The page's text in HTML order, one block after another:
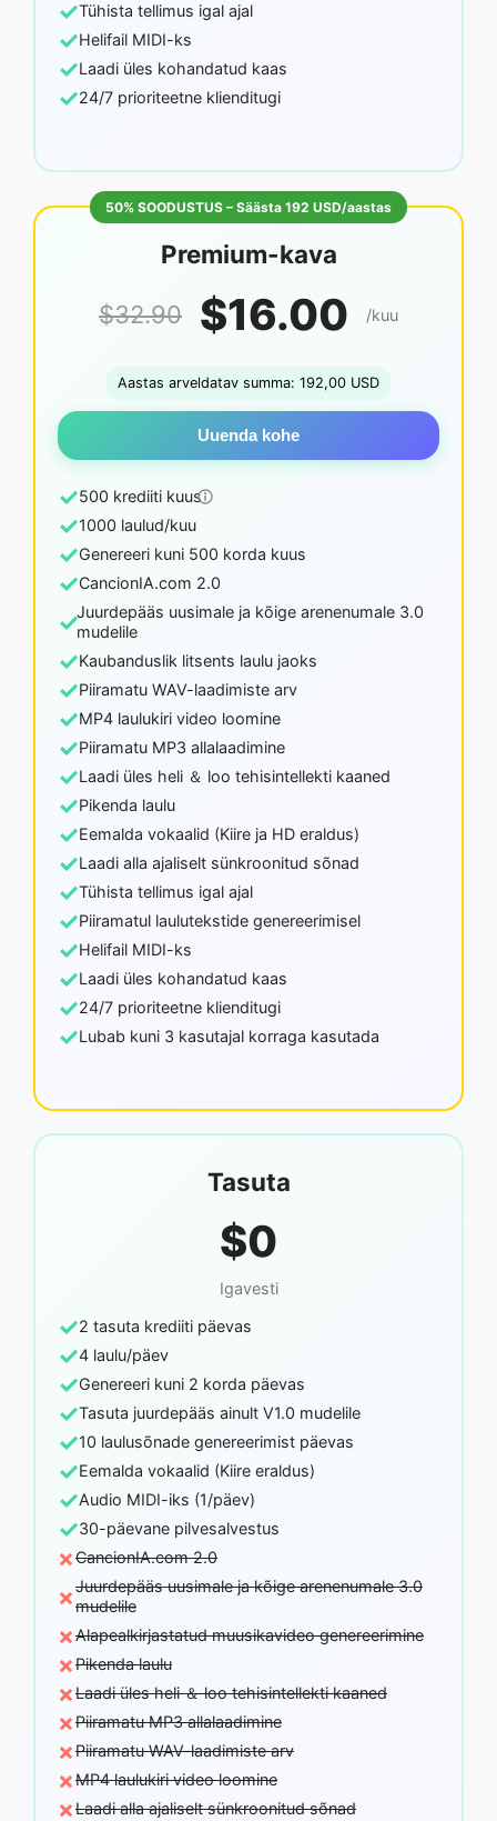
✓Tühista tellimus igal ajal
✓Helifail MIDI-ks
✓Laadi üles kohandatud kaas
✓24/7 prioriteetne klienditugi
50% SOODUSTUS – Säästa 192 USD/aastas
Premium-kava
$32.90 $16.00 /kuu
Aastas arveldatav summa: 192,00 USD
Uuenda kohe
✓500 krediiti kuus
✓1000 laulud/kuu
✓Genereeri kuni 500 korda kuus
✓CancionIA.com 2.0
✓Juurdepääs uusimale ja kõige arenenumale 3.0
mudelile
✓Kaubanduslik litsents laulu jaoks
✓Piiramatu WAV-laadimiste arv
✓MP4 laulukiri video loomine
✓Piiramatu MP3 allalaadimine
✓Laadi üles heli ＆ loo tehisintellekti kaaned
✓Pikenda laulu
✓Eemalda vokaalid (Kiire ja HD eraldus)
✓Laadi alla ajaliselt sünkroonitud sõnad
✓Tühista tellimus igal ajal
✓Piiramatul laulutekstide genereerimisel
✓Helifail MIDI-ks
✓Laadi üles kohandatud kaas
✓24/7 prioriteetne klienditugi
✓Lubab kuni 3 kasutajal korraga kasutada
Tasuta
$0
Igavesti
✓2 tasuta krediiti päevas
✓4 laulu/päev
✓Genereeri kuni 2 korda päevas
✓Tasuta juurdepääs ainult V1.0 mudelile
✓10 laulusõnade genereerimist päevas
✓Eemalda vokaalid (Kiire eraldus)
✓Audio MIDI-iks (1/päev)
✓30-päevane pilvesalvestus
×CancionIA.com 2.0
×Juurdepääs uusimale ja kõige arenenumale 3.0
mudelile
×Alapealkirjastatud muusikavideo genereerimine
×Pikenda laulu
×Laadi üles heli ＆ loo tehisintellekti kaaned
×Piiramatu MP3 allalaadimine
×Piiramatu WAV-laadimiste arv
×MP4 laulukiri video loomine
×Laadi alla ajaliselt sünkroonitud sõnad